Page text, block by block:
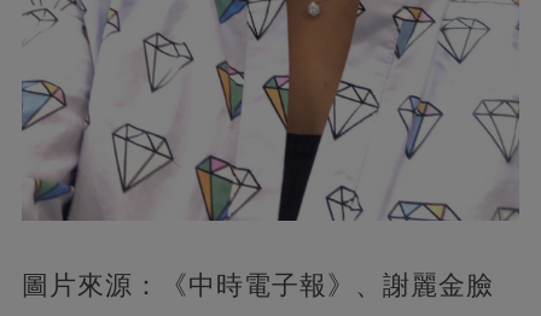
圖片來源：《中時電子報》、謝麗金臉